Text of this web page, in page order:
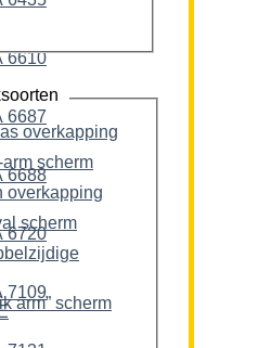
overkapping
val-arm scherm
tuin overkapping
uitval scherm
“knik arm” scherm